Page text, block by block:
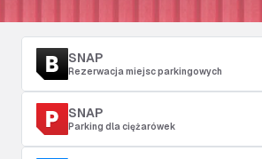
SNAP
Rezerwacja miejsc parkingowych
SNAP
Parking dla ciężarówek